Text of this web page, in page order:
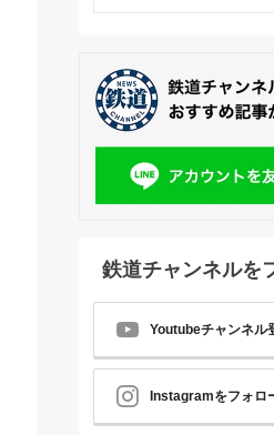
鉄道チャンネルを
Youtubeチャンネル
Instagramをフォロ